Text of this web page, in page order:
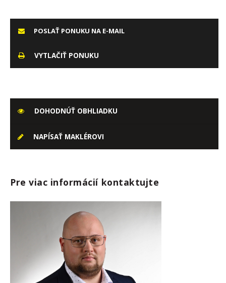
POSLAŤ PONUKU NA E-MAIL
VYTLAČIŤ PONUKU
DOHODNÚŤ OBHLIADKU
NAPÍSAŤ MAKLÉROVI
Pre viac informácií kontaktujte